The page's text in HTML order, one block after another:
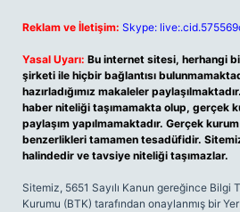
Reklam ve İletişim: Skype:
Yasal Uyarı: Bu internet sitesi, herhangi
şirketi ile hiçbir bağlantısı
hazırladığımız makaleler
haber niteliği taşımamakta olup, gerçek
paylaşım yapılmamaktadır. Gerçek
benzerlikleri tamamen tesadüfidir.
halindedir ve tavsiye niteliği taşımazlar.
Sitemiz, 5651 Sayılı Kanun gereğince Bilgi
Kurumu (BTK) tarafından onaylanmış bir